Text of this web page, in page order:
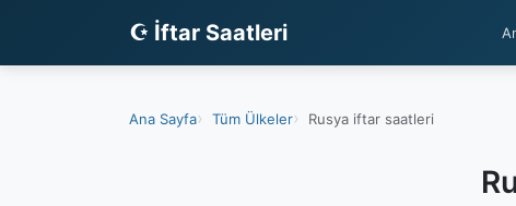
☪ İftar Saatleri
Ana Sayfa Tüm Ülkeler Rusya iftar saatleri